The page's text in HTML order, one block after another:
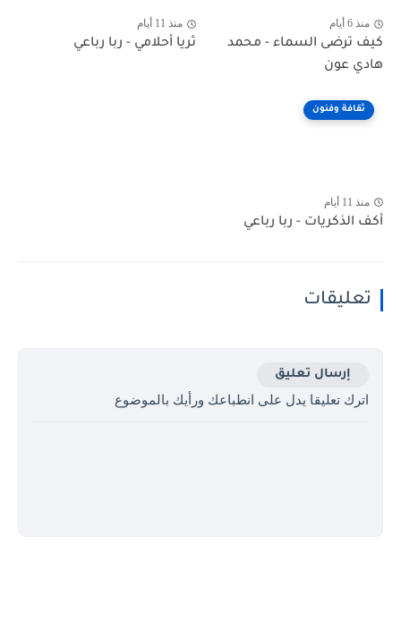
منذ 6 أيام
كيف ترضى السماء - محمد
هادي عون
منذ 11 أيام
ثريا أحلامي - ربا رباعي
ثقافة وفنون
منذ 11 أيام
أكف الذكريات - ربا رباعي
تعليقات
إرسال تعليق
اترك تعليقا يدل على انطباعك ورأيك بالموضوع